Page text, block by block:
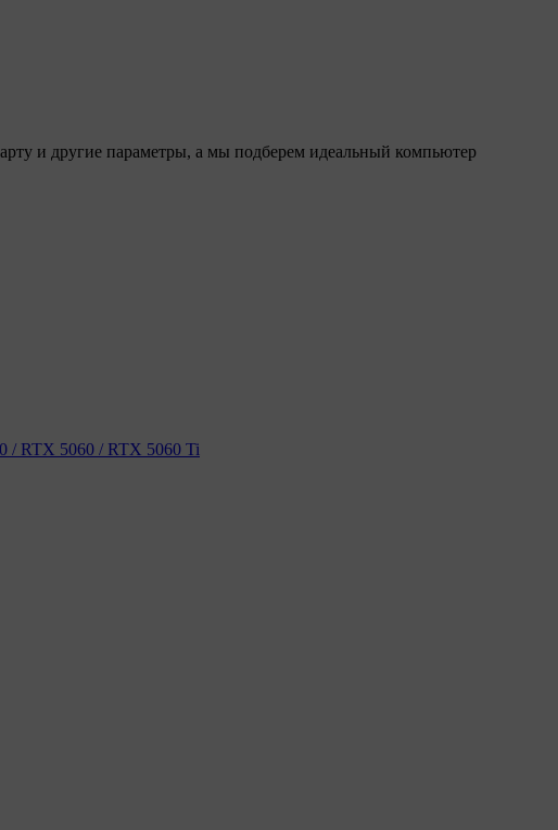
и другие параметры, а мы подберем идеальный компьютер
/ RTX 5060 / RTX 5060 Ti